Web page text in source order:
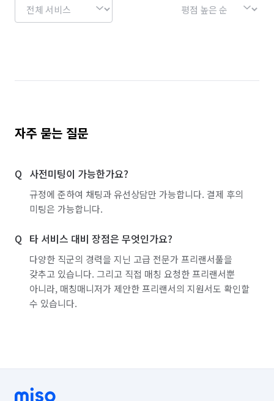
자주 묻는 질문
사전미팅이 가능한가요?
규정에 준하여 채팅과 유선상담만 가능합니다. 결제 후의
미팅은 가능합니다.
타 서비스 대비 장점은 무엇인가요?
다양한 직군의 경력을 지닌 고급 전문가 프리랜서풀을
갖추고 있습니다. 그리고 직접 매칭 요청한 프리랜서뿐
아니라, 매칭매니저가 제안한 프리랜서의 지원서도 확인할
수 있습니다.